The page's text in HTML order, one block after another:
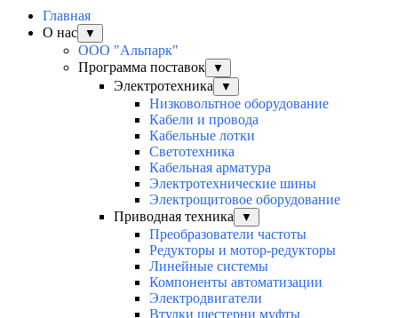
Главная
О нас
▼
ООО "Альпарк"
Программа поставок
▼
Электротехника ▼
Низковольтное оборудование
Кабели и провода
Кабельные лотки
Светотехника
Кабельная арматура
Электротехнические шины
Электрощитовое оборудование
Приводная техника
▼
Преобразователи частоты
Редукторы и мотор-редукторы
Линейные системы
Компоненты автоматизации
Электродвигатели
Втулки шестерни муфты